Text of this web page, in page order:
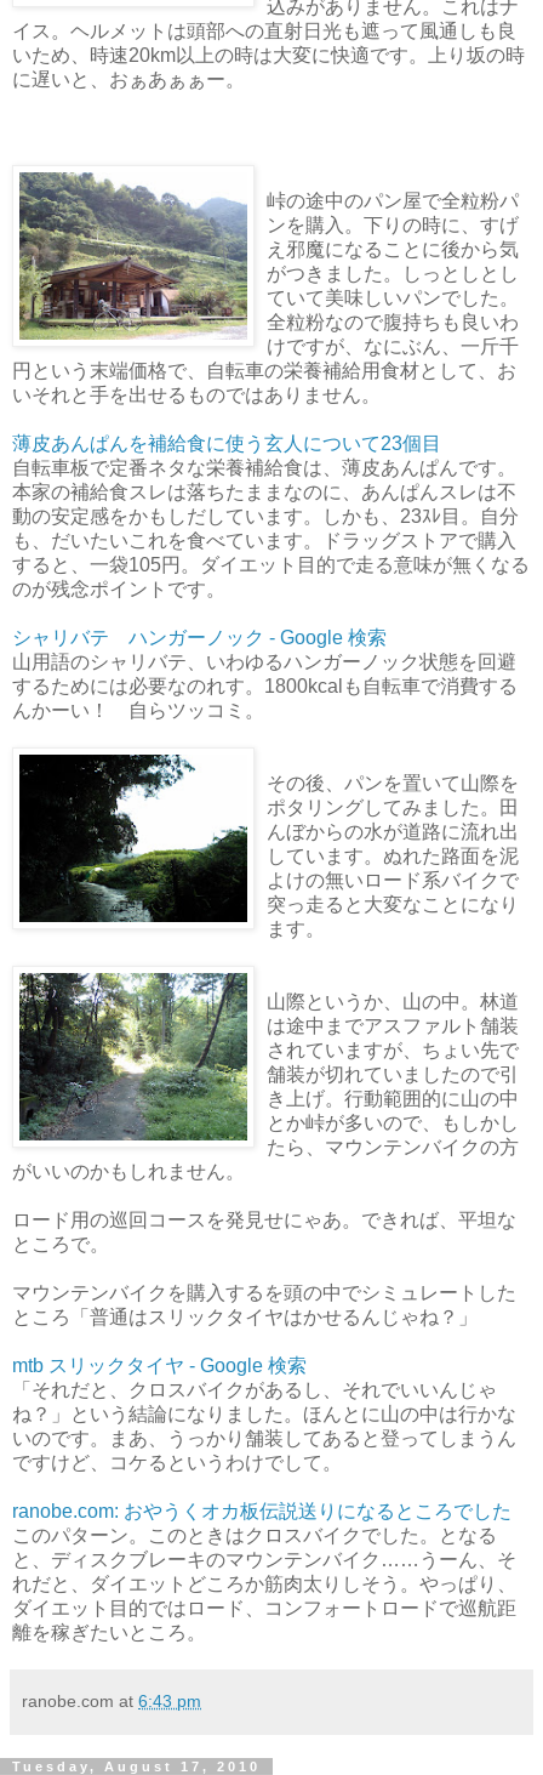
込みがありません。これはナ
イス。ヘルメットは頭部への直射日光も遮って風通しも良
いため、時速20km以上の時は大変に快適です。上り坂の時
に遅いと、おぁあぁぁー。
峠の途中のパン屋で全粒粉パ
ンを購入。下りの時に、すげ
え邪魔になることに後から気
がつきました。しっとしとし
ていて美味しいパンでした。
全粒粉なので腹持ちも良いわ
けですが、なにぶん、一斤千
円という末端価格で、自転車の栄養補給用食材として、お
いそれと手を出せるものではありません。
薄皮あんぱんを補給食に使う玄人について23個目
自転車板で定番ネタな栄養補給食は、薄皮あんぱんです。
本家の補給食スレは落ちたままなのに、あんぱんスレは不
動の安定感をかもしだしています。しかも、23ｽﾚ目。自分
も、だいたいこれを食べています。ドラッグストアで購入
すると、一袋105円。ダイエット目的で走る意味が無くなる
のが残念ポイントです。
シャリバテ ハンガーノック - Google 検索
山用語のシャリバテ、いわゆるハンガーノック状態を回避
するためには必要なのれす。1800kcalも自転車で消費する
んかーい！ 自らツッコミ。
その後、パンを置いて山際を
ポタリングしてみました。田
んぼからの水が道路に流れ出
しています。ぬれた路面を泥
よけの無いロード系バイクで
突っ走ると大変なことになり
ます。
山際というか、山の中。林道
は途中までアスファルト舗装
されていますが、ちょい先で
舗装が切れていましたので引
き上げ。行動範囲的に山の中
とか峠が多いので、もしかし
たら、マウンテンバイクの方
がいいのかもしれません。
ロード用の巡回コースを発見せにゃあ。できれば、平坦な
ところで。
マウンテンバイクを購入するを頭の中でシミュレートした
ところ「普通はスリックタイヤはかせるんじゃね？」
mtb スリックタイヤ - Google 検索
「それだと、クロスバイクがあるし、それでいいんじゃ
ね？」という結論になりました。ほんとに山の中は行かな
いのです。まあ、うっかり舗装してあると登ってしまうん
ですけど、コケるというわけでして。
ranobe.com: おやうくオカ板伝説送りになるところでした
このパターン。このときはクロスバイクでした。となる
と、ディスクブレーキのマウンテンバイク……うーん、そ
れだと、ダイエットどころか筋肉太りしそう。やっぱり、
ダイエット目的ではロード、コンフォートロードで巡航距
離を稼ぎたいところ。
ranobe.com at 6:43 pm
Tuesday, August 17, 2010